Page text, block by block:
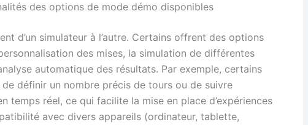
des options de mode démo disponibles
d’un simulateur à l’autre. Certains offrent des options
des mises, la simulation de différentes
automatique des résultats. Par exemple, certains
définir un nombre précis de tours ou de suivre
temps réel, ce qui facilite la mise en place d’expériences
avec divers appareils (ordinateur, tablette,